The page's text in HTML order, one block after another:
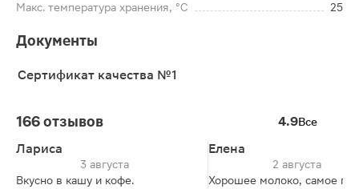
Макс. температура хранения, °C
25
Документы
Сертификат качества №1
166 отзывов 4.9Все
Лариса
3 августа
Вкусно в кашу и кофе.
Елена
2 августа
Хорошее молоко, самое